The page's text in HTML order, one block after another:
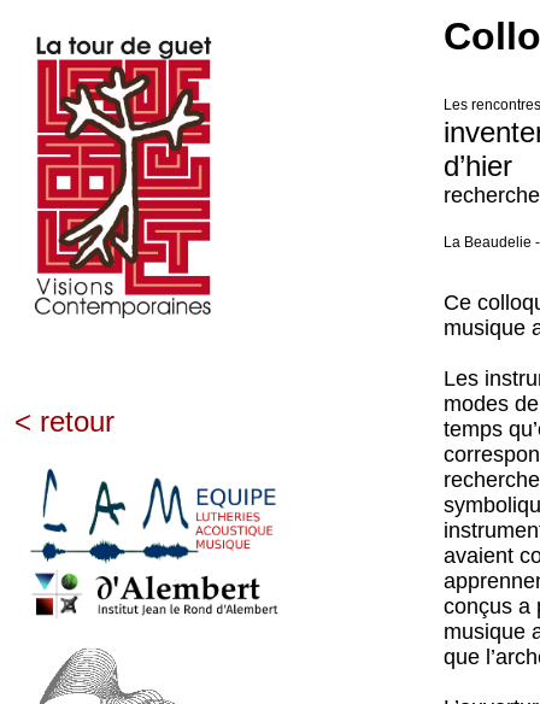
Les
d’hier
La Beaudelie
Ce
musique
Les
modes
temps
avaient
conçus a
musique
que
< retour